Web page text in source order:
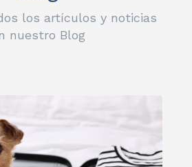
los artículos y noticias
nuestro Blog